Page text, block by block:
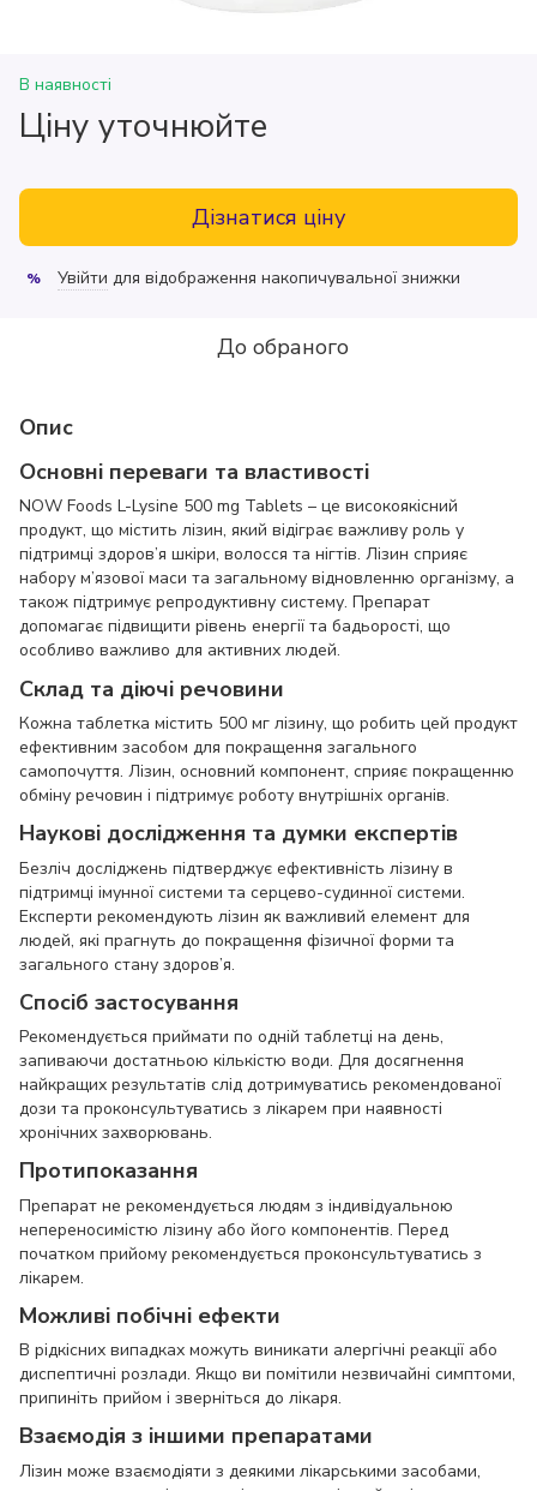
В наявності
Ціну уточнюйте
Дізнатися ціну
% Увійти для відображення накопичувальної знижки
До обраного
Опис
Основні переваги та властивості
NOW Foods L-Lysine 500 mg Tablets – це високоякісний
продукт, що містить лізин, який відіграє важливу роль у
підтримці здоров’я шкіри, волосся та нігтів. Лізин сприяє
набору м’язової маси та загальному відновленню організму, а
також підтримує репродуктивну систему. Препарат
допомагає підвищити рівень енергії та бадьорості, що
особливо важливо для активних людей.
Склад та діючі речовини
Кожна таблетка містить 500 мг лізину, що робить цей продукт
ефективним засобом для покращення загального
самопочуття. Лізин, основний компонент, сприяє покращенню
обміну речовин і підтримує роботу внутрішніх органів.
Наукові дослідження та думки експертів
Безліч досліджень підтверджує ефективність лізину в
підтримці імунної системи та серцево-судинної системи.
Експерти рекомендують лізин як важливий елемент для
людей, які прагнуть до покращення фізичної форми та
загального стану здоров’я.
Спосіб застосування
Рекомендується приймати по одній таблетці на день,
запиваючи достатньою кількістю води. Для досягнення
найкращих результатів слід дотримуватись рекомендованої
дози та проконсультуватись з лікарем при наявності
хронічних захворювань.
Протипоказання
Препарат не рекомендується людям з індивідуальною
непереносимістю лізину або його компонентів. Перед
початком прийому рекомендується проконсультуватись з
лікарем.
Можливі побічні ефекти
В рідкісних випадках можуть виникати алергічні реакції або
диспептичні розлади. Якщо ви помітили незвичайні симптоми,
припиніть прийом і зверніться до лікаря.
Взаємодія з іншими препаратами
Лізин може взаємодіяти з деякими лікарськими засобами,